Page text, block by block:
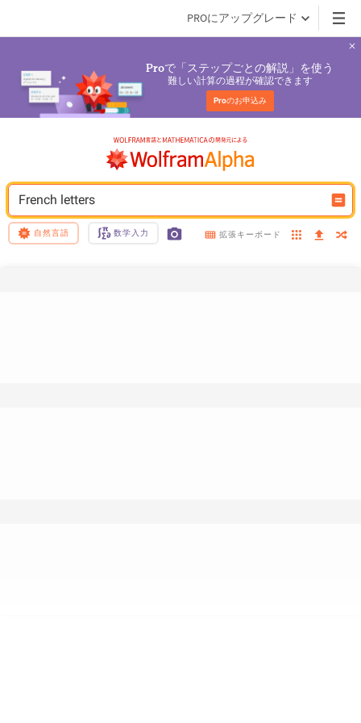
PROにアップグレード
Proで「ステップごとの解説」を使う
難しい計算の過程が確認できます
Proのお申込み
French letters
自然言語 数学入力 拡張キーボード